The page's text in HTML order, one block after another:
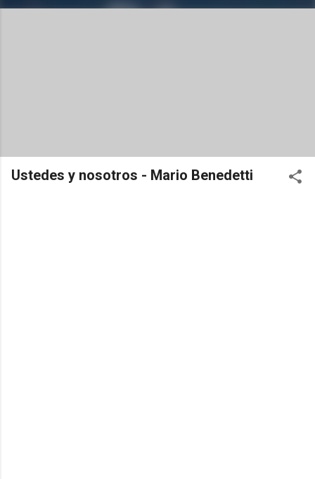
Ustedes y nosotros - Mario Benedetti